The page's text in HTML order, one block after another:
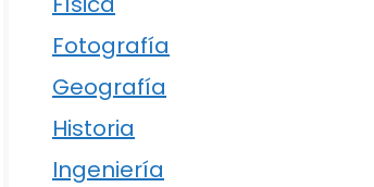
Fotografía
Geografía
Historia
Ingeniería